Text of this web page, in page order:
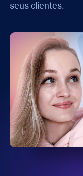
seus clientes.